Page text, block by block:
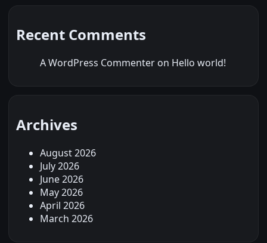
Recent Comments
A WordPress Commenter on Hello world!
Archives
August 2026
July 2026
June 2026
May 2026
April 2026
March 2026